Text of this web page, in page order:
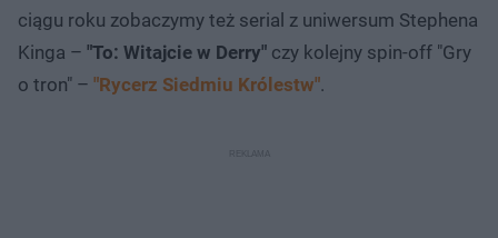
ciągu roku zobaczymy też serial z uniwersum Stephena
Kinga – "To: Witajcie w Derry" czy kolejny spin-off "Gry
o tron" – "Rycerz Siedmiu Królestw".